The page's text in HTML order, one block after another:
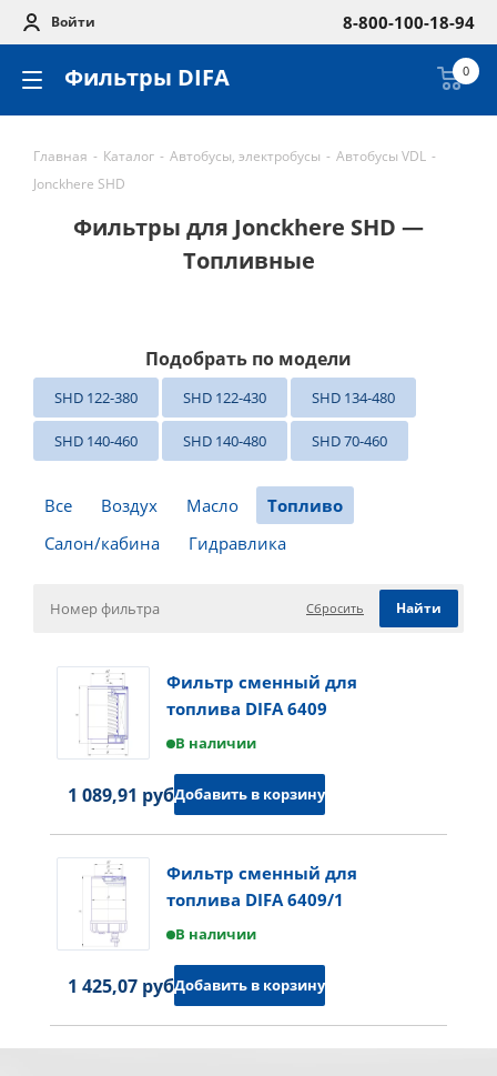
Войти 8-800-100-18-94
Фильтры DIFA 0
Главная - Каталог - Автобусы, электробусы - Автобусы VDL -
Jonckhere SHD
Фильтры для Jonckhere SHD —
Топливные
Подобрать по модели
SHD 122-380 SHD 122-430 SHD 134-480
SHD 140-460 SHD 140-480 SHD 70-460
Все Воздух Масло
Топливо
Салон/кабина
Гидравлика
Сбросить
Фильтр сменный для
топлива DIFA 6409
В наличии
1 089,91 руб.Добавить в корзину
Фильтр сменный для
топлива DIFA 6409/1
В наличии
1 425,07 руб.Добавить в корзину